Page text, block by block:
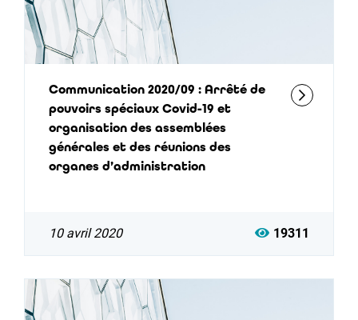
Communication 2020/09 : Arrêté de
pouvoirs spéciaux Covid-19 et
organisation des assemblées
générales et des réunions des
organes d’administration
10 avril 2020 19311